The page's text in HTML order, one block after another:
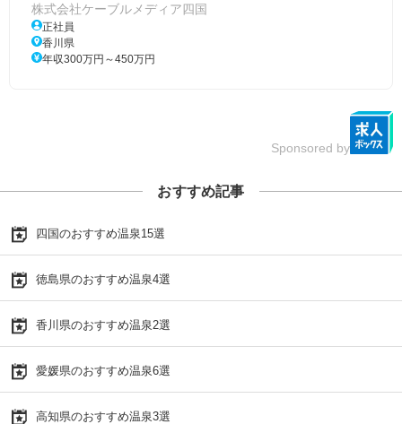
株式会社ケーブルメディア四国
正社員
香川県
年収300万円～450万円
Sponsored by
おすすめ記事
四国のおすすめ温泉15選
徳島県のおすすめ温泉4選
香川県のおすすめ温泉2選
愛媛県のおすすめ温泉6選
高知県のおすすめ温泉3選